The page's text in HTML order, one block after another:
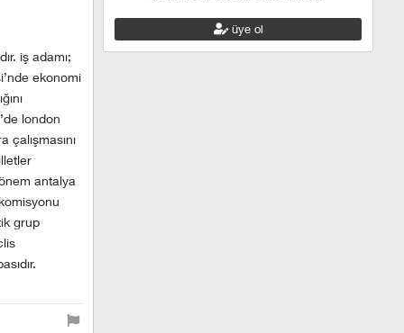
iş adamı;
ekonomi
london
antalya
grup
üye ol